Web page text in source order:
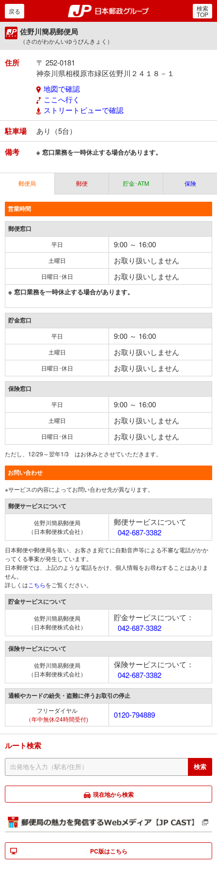
郵便局・日本郵政グルー
戻る 検索
TOP
佐野川簡易郵便局
（さのがわかんいゆうびんきょく）
住所
〒 252-0181
神奈川県相模原市緑区佐野川２４１８－１
地図で確認
ここへ行く
ストリートビューで確認
駐車場 あり（5台）
備考 ※ 窓口業務を一時休止する場合があります。
郵便局 郵便 貯金･ATM 保険
営業時間
郵便窓口
平日 9:00 ～ 16:00
土曜日 お取り扱いしません
日曜日･休日 お取り扱いしません
※ 窓口業務を一時休止する場合があります。
貯金窓口
平日 9:00 ～ 16:00
土曜日 お取り扱いしません
日曜日･休日 お取り扱いしません
保険窓口
平日 9:00 ～ 16:00
土曜日 お取り扱いしません
日曜日･休日 お取り扱いしません
ただし、12/29～翌年1/3 はお休みとさせていただきます。
お問い合わせ
※サービスの内容によってお問い合わせ先が異なります。
郵便サービスについて
佐野川簡易郵便局
（日本郵便株式会社）
郵便サービスについて
042-687-3382
日本郵便や郵便局を装い、お客さま宛てに自動音声等による不審な電話がかか
ってくる事案が発生しています。
日本郵便では、上記のような電話をかけ、個人情報をお尋ねすることはありま
せん。
詳しくは こちらをご覧ください。
貯金サービスについて
佐野川簡易郵便局
（日本郵便株式会社）
貯金サービスについて：
042-687-3382
保険サービスについて
佐野川簡易郵便局
（日本郵便株式会社）
保険サービスについて：
042-687-3382
通帳やカードの紛失・盗難に伴うお取引の停止
フリーダイヤル
（年中無休/24時間受付)
0120-794889
ルート検索
現在地から検索
PC版はこちら